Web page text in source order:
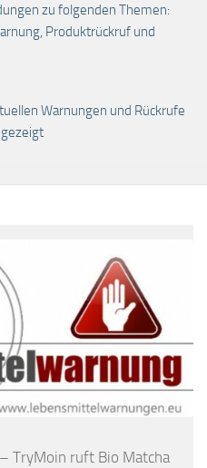
zu folgenden Themen:
Produktrückruf und
Warnungen und Rückrufe
TryMoin ruft Bio Matcha